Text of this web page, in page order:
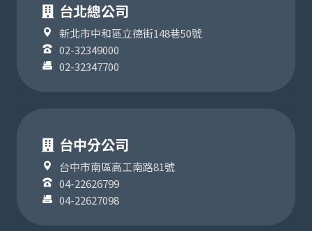
台北總公司
新北市中和區立德街148巷50號
02-32349000
02-32347700
台中分公司
台中市南區高工南路81號
04-22626799
04-22627098